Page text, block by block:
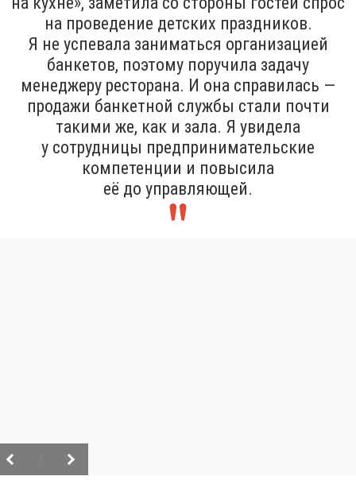
на проведение детских праздников.
Я не успевала заниматься организацией
банкетов, поэтому поручила задачу
менеджеру ресторана. И она справилась —
продажи банкетной службы стали почти
такими же, как и зала. Я увидела
у сотрудницы предпринимательские
компетенции и повысила
её до управляющей.